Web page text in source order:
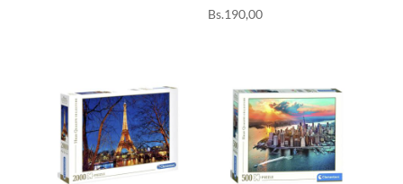
Bs.190,00